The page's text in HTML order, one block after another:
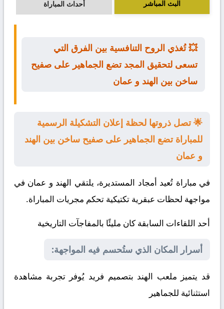
البث المباشر أحداث المباراة
💥 تُغذي الروح التنافسية بين الفرق التي
تسعى لتحقيق المجد تضع الجماهير على صفيح
ساخن بين الهند و عمان
🌟 تصل ذروتها لحظة إعلان التشكيلة الرسمية
للمباراة تضع الجماهير على صفيح ساخن بين الهند
و عمان
في مباراة تُعيد أمجاد المستديرة، يلتقي الهند و عمان في
مواجهة لحظات عبقرية تكتيكية تحكم مجريات المباراة.
أحد اللقاءات السابقة كان مليئًا بالمفاجآت التاريخية
أسرار المكان الذي ستُحسم فيه المواجهة:
قد يتميز ملعب الهند بتصميم فريد يُوفر تجربة مشاهدة
استثنائية للجماهير